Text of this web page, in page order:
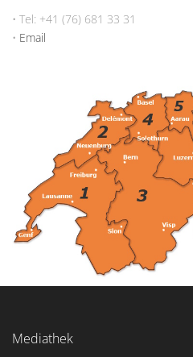
• Tel: +41 (76) 681 33 31
• Email
Mediathek